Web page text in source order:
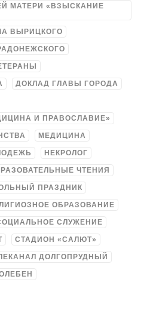
МАТЕРИ «ВЗЫСКАНИЕ
ВЫРИЦКОГО
ДОКЛАД ГЛАВЫ ГОРОДА
И ПРАВОСЛАВИЕ»
МЕДИЦИНА
НЕКРОЛОГ
ЧТЕНИЯ
ПРАЗДНИК
ОБРАЗОВАНИЕ
СЛУЖЕНИЕ
СТАДИОН «САЛЮТ»
ДОЛГОПРУДНЫЙ